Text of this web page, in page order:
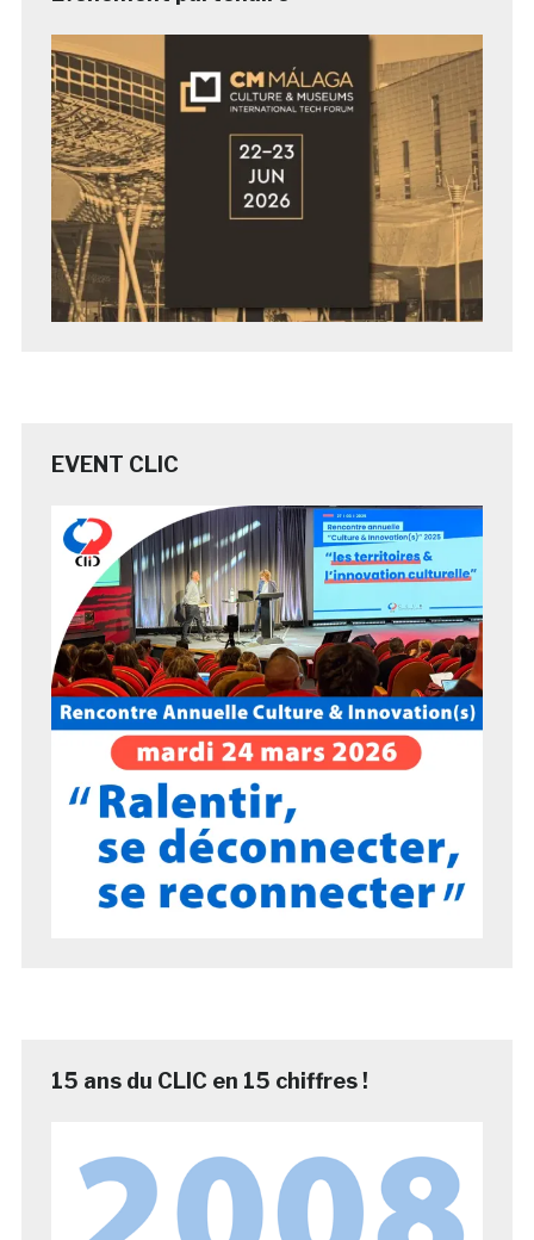
EVENT CLIC
15 ans du CLIC en 15 chiffres !